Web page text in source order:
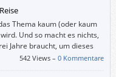
Thema kaum (oder kaum
Und so macht es nichts,
Jahre braucht, um dieses
wieder, aber nicht in einem
542 Views –0 Kommentare